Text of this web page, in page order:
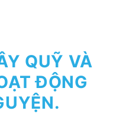
QUỸ VÀ
ĐỘNG